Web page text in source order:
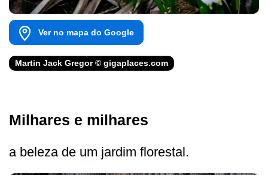
Ver no mapa do Google
Martin Jack Gregor © gigaplaces.com
Milhares e milhares
a beleza de um jardim florestal.